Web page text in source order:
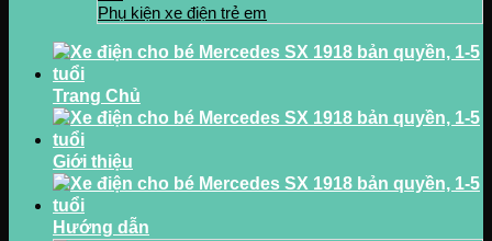
Phụ kiện xe điện trẻ em
Trang Chủ
Giới thiệu
Hướng dẫn